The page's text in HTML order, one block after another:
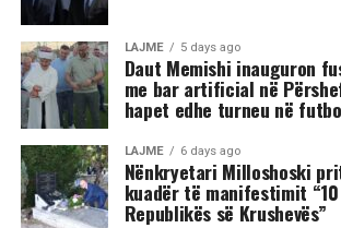
LAJME 5 days ago
Daut Memishi inauguron
me bar artificial në
hapet edhe turneu në
LAJME 6 days ago
Nënkryetari Milloshoski
kuadër të manifestimit
Republikës së Krushevës”